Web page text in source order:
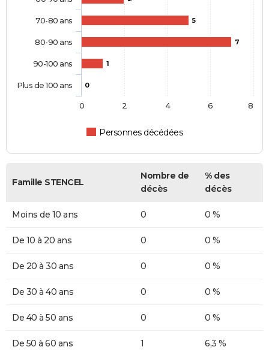
5
7
1
0
Personnes décédées
70-80 ans
80-90 ans
90-100 ans
Plus de 100 ans
0 2 4 6 8
Famille STENCEL
Nombre de
décès
% des
décès
Moins de 10 ans 0 0 %
De 10 à 20 ans 0 0 %
De 20 à 30 ans 0 0 %
De 30 à 40 ans 0 0 %
De 40 à 50 ans 0 0 %
De 50 à 60 ans 1 6,3 %